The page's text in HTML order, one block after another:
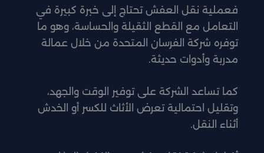
فعملية نقل العفش تحتاج إلى خبرة كبيرة في
التعامل مع القطع الثقيلة والحساسة، وهو ما
توفره شركة الفرسان المتحدة من خلال عمالة
مدربة وأدوات حديثة.
كما تساعد الشركة على توفير الوقت والجهد،
وتقليل احتمالية تعرض الأثاث للكسر أو الخدش
أثناء النقل.